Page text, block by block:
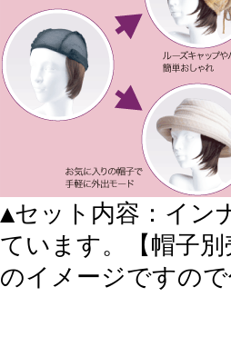
▲セット内容：イン
ています。【帽子
のイメージですの